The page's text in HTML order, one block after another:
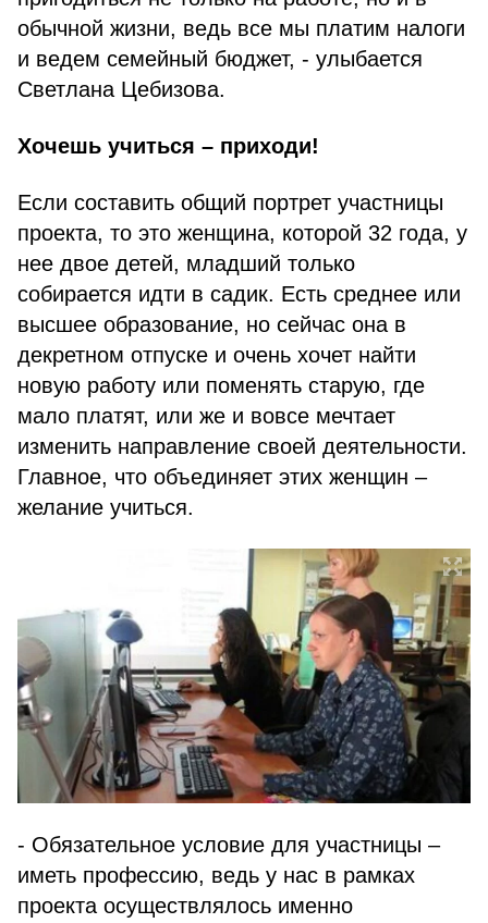
обычной жизни, ведь все мы платим налоги
и ведем семейный бюджет, - улыбается
Светлана Цебизова.
Хочешь учиться – приходи!
Если составить общий портрет участницы
проекта, то это женщина, которой 32 года, у
нее двое детей, младший только
собирается идти в садик. Есть среднее или
высшее образование, но сейчас она в
декретном отпуске и очень хочет найти
новую работу или поменять старую, где
мало платят, или же и вовсе мечтает
изменить направление своей деятельности.
Главное, что объединяет этих женщин –
желание учиться.
- Обязательное условие для участницы –
иметь профессию, ведь у нас в рамках
проекта осуществлялось именно